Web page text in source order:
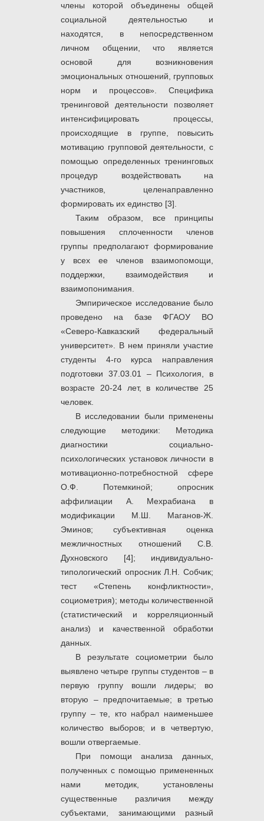
члены которой объединены общей
социальной деятельностью и
находятся, в непосредственном
личном общении, что является
основой для возникновения
эмоциональных отношений, групповых
норм и процессов». Специфика
тренинговой деятельности позволяет
интенсифицировать процессы,
происходящие в группе, повысить
мотивацию групповой деятельности, с
помощью определенных тренинговых
процедур воздействовать на
участников, целенаправленно
формировать их единство [3].
Таким образом, все принципы
повышения сплоченности членов
группы предполагают формирование
у всех ее членов взаимопомощи,
поддержки, взаимодействия и
взаимопонимания.
Эмпирическое исследование было
проведено на базе ФГАОУ ВО
«Северо-Кавказский федеральный
университет». В нем приняли участие
студенты 4-го курса направления
подготовки 37.03.01 – Психология, в
возрасте 20-24 лет, в количестве 25
человек.
В исследовании были применены
следующие методики: Методика
диагностики социально-
психологических установок личности в
мотивационно-потребностной сфере
О.Ф. Потемкиной; опросник
аффилиации А. Мехрабиана в
модификации М.Ш. Маганов-Ж.
Эминов; субъективная оценка
межличностных отношений С.В.
Духновского [4]; индивидуально-
типологический опросник Л.Н. Собчик;
тест «Степень конфликтности»,
социометрия); методы количественной
(статистический и корреляционный
анализ) и качественной обработки
данных.
В результате социометрии было
выявлено четыре группы студентов – в
первую группу вошли лидеры; во
вторую – предпочитаемые; в третью
группу – те, кто набрал наименьшее
количество выборов; и в четвертую,
вошли отвергаемые.
При помощи анализа данных,
полученных с помощью примененных
нами методик, установлены
существенные различия между
субъектами, занимающими разный